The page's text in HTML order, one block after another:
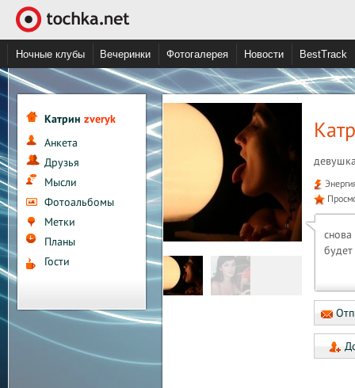
Ночные клубы Вечеринки Фотогалерея Новости BestTrack
Катрин zveryk
Анкета
Друзья
Мысли
Фотоальбомы
Метки
Планы
Гости